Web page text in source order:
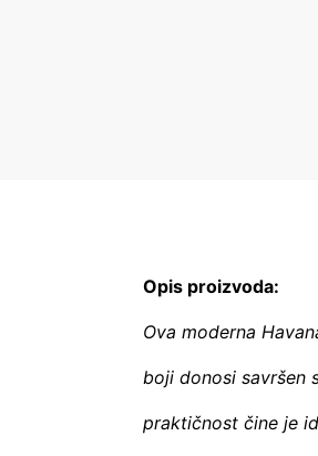
Opis proizvoda:
Ova moderna
boji donosi savršen
praktičnost čine je